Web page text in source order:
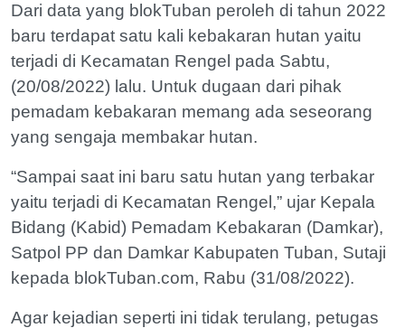
Dari data yang blokTuban peroleh di tahun 2022
baru terdapat satu kali kebakaran hutan yaitu
terjadi di Kecamatan Rengel pada Sabtu,
(20/08/2022) lalu. Untuk dugaan dari pihak
pemadam kebakaran memang ada seseorang
yang sengaja membakar hutan.
“Sampai saat ini baru satu hutan yang terbakar
yaitu terjadi di Kecamatan Rengel,” ujar Kepala
Bidang (Kabid) Pemadam Kebakaran (Damkar),
Satpol PP dan Damkar Kabupaten Tuban, Sutaji
kepada blokTuban.com, Rabu (31/08/2022).
Agar kejadian seperti ini tidak terulang, petugas